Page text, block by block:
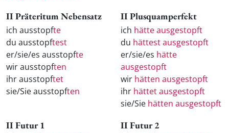
II Präteritum Nebensatz
ich ausstopfte
du ausstopftest
er/sie/es ausstopfte
wir ausstopften
ihr ausstopftet
sie/Sie ausstopften
II Plusquamperfekt
ich hätte ausgestopft
du hättest ausgestopft
er/sie/es hätte
ausgestopft
wir hätten ausgestopft
ihr hättet ausgestopft
sie/Sie hätten ausgestopft
II Futur 1 II Futur 2